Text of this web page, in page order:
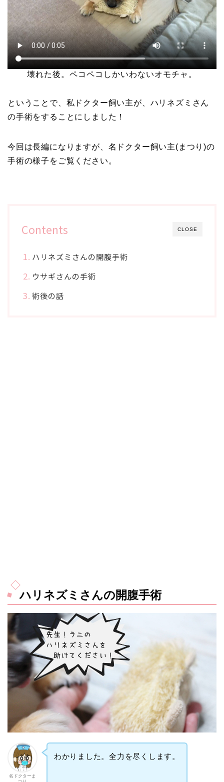
壊れた後。ペコペコしかいわないオモチャ。
ということで、私ドクター飼い主が、ハリネズミさん
の手術をすることにしました！
今回は長編になりますが、名ドクター飼い主(まつり)の
手術の様子をご覧ください。
CLOSE
Contents
ハリネズミさんの開腹手術
ウサギさんの手術
術後の話
ハリネズミさんの開腹手術
名ドクターま
わかりました。全力を尽くします。